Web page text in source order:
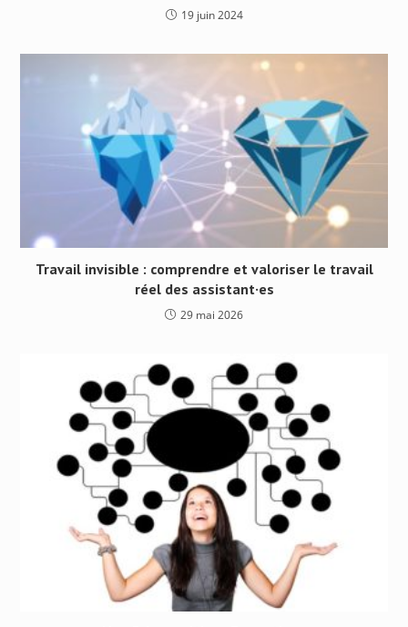
19 juin 2024
Travail invisible : comprendre et valoriser le travail
réel des assistant·es
29 mai 2026